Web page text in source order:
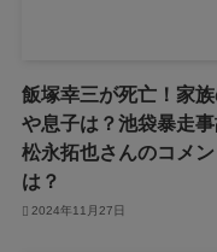
飯塚幸三が死亡！家
や息子は？池袋暴走
松永拓也さんのコメン
は？
2024年11月27日